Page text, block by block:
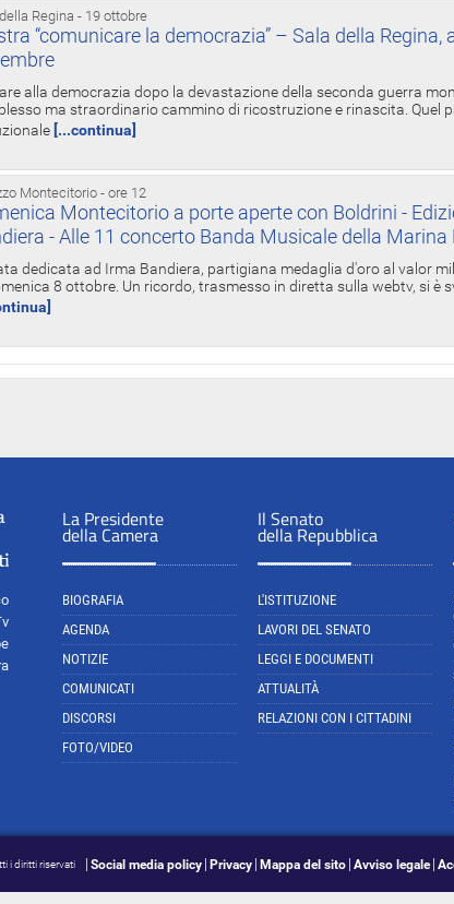
Regina - 19 ottobre
“comunicare la democrazia” – Sala della
alla democrazia dopo la devastazione della seconda guerra
ma straordinario cammino di ricostruzione e rinascita. Quel
[...continua]
Montecitorio - ore 12
Montecitorio a porte aperte con Boldrini -
- Alle 11 concerto Banda Musicale della
dedicata ad Irma Bandiera, partigiana medaglia d'oro al valor
8 ottobre. Un ricordo, trasmesso in diretta sulla webtv, si è
La Presidente
della Camera
BIOGRAFIA
AGENDA
NOTIZIE
COMUNICATI
DISCORSI
FOTO/VIDEO
Il Senato
della Repubblica
L'ISTITUZIONE
LAVORI DEL SENATO
LEGGI E DOCUMENTI
ATTUALITÀ
RELAZIONI CON I CITTADINI
i diritti riservati Social media policy Privacy Mappa del sito Avviso legale